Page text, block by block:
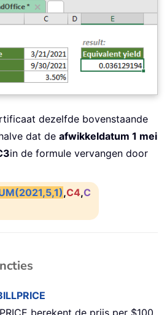
dezelfde bovenstaande
dat de afwikkeldatum 1 mei
in de formule vervangen door
,C4,C